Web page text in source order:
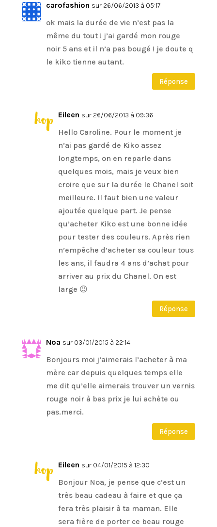
carofashion sur 26/06/2013 à 05:17
ok mais la durée de vie n’est pas la
même du tout ! j’ai gardé mon rouge
noir 5 ans et il n’a pas bougé ! je doute q
le kiko tienne autant.
Réponse
Eileen sur 26/06/2013 à 09:36
Hello Caroline. Pour le moment je
n’ai pas gardé de Kiko assez
longtemps, on en reparle dans
quelques mois, mais je veux bien
croire que sur la durée le Chanel soit
meilleure. Il faut bien une valeur
ajoutée quelque part. Je pense
qu’acheter Kiko est une bonne idée
pour tester des couleurs. Après rien
n’empêche d’acheter sa couleur tous
les ans, il faudra 4 ans d’achat pour
arriver au prix du Chanel. On est
large 😉
Réponse
Noa sur 03/01/2015 à 22:14
Bonjours moi j’aimerais l’acheter à ma
mère car depuis quelques temps elle
me dit qu’elle aimerais trouver un vernis
rouge noir à bas prix je lui achète ou
pas.merci.
Réponse
Eileen sur 04/01/2015 à 12:30
Bonjour Noa, je pense que c’est un
très beau cadeau à faire et que ça
fera très plaisir à ta maman. Elle
sera fière de porter ce beau rouge